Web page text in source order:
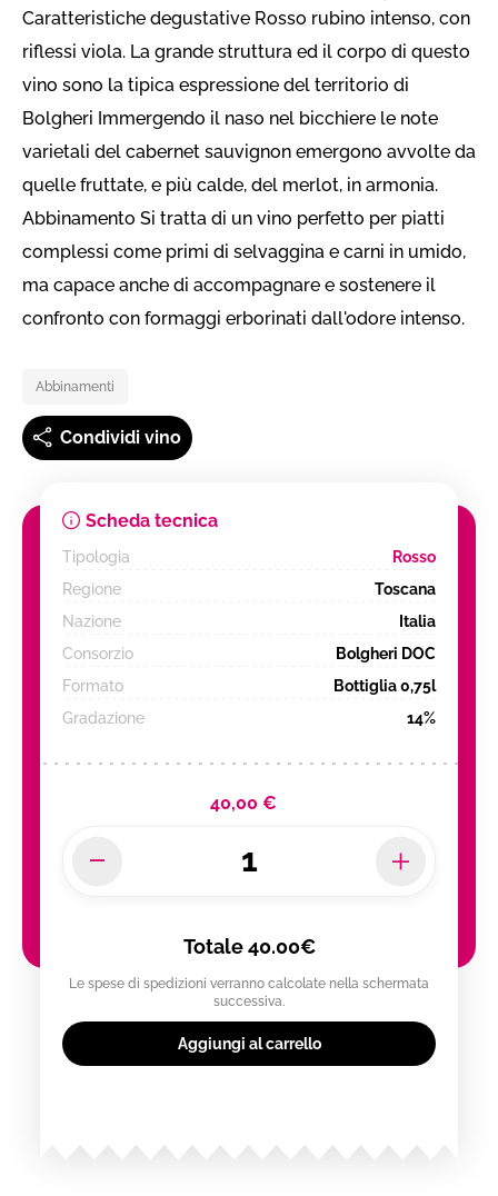
Caratteristiche degustative Rosso rubino intenso, con
riflessi viola. La grande struttura ed il corpo di questo
vino sono la tipica espressione del territorio di
Bolgheri Immergendo il naso nel bicchiere le note
varietali del cabernet sauvignon emergono avvolte da
quelle fruttate, e più calde, del merlot, in armonia.
Abbinamento Si tratta di un vino perfetto per piatti
complessi come primi di selvaggina e carni in umido,
ma capace anche di accompagnare e sostenere il
confronto con formaggi erborinati dall'odore intenso.
Abbinamenti
Condividi vino
Scheda tecnica
Tipologia
Rosso
Regione
Toscana
Nazione
Italia
Consorzio
Bolgheri DOC
Formato
Bottiglia 0,75l
Gradazione
14%
40,00 €
Totale 40.00€
Le spese di spedizioni verranno calcolate nella schermata
successiva.
Aggiungi al carrello